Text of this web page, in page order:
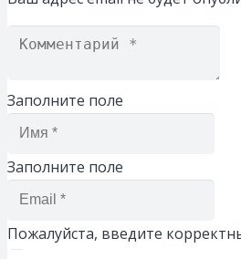
Заполните поле
Заполните поле
Пожалуйста, введите